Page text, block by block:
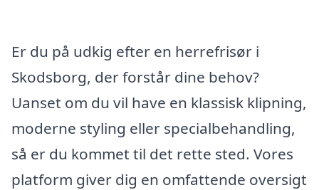
Er du på udkig efter en herrefrisør i
Skodsborg, der forstår dine behov?
Uanset om du vil have en klassisk klipning,
moderne styling eller specialbehandling,
så er du kommet til det rette sted. Vores
platform giver dig en omfattende oversigt